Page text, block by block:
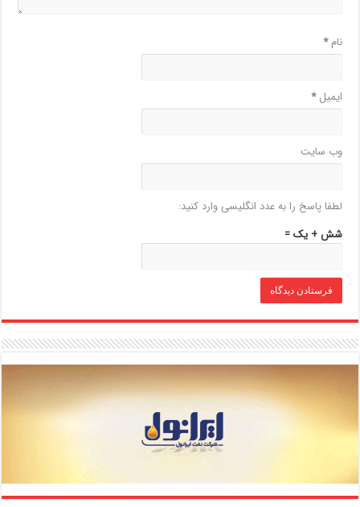
نام*
ایمیل*
وب‌ سایت
لطفا پاسخ را به عدد انگلیسی وارد کنید:
شش + یک =